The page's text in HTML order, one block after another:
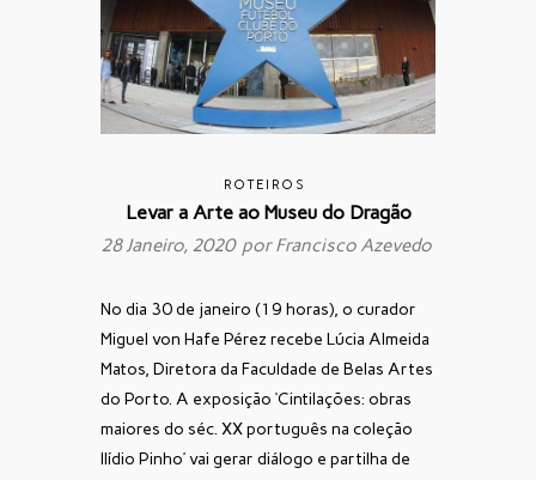
ROTEIROS
Levar a Arte ao Museu do Dragão
28 Janeiro, 2020 porFrancisco Azevedo
No dia 30 de janeiro (19 horas), o curador
Miguel von Hafe Pérez recebe Lúcia Almeida
Matos, Diretora da Faculdade de Belas Artes
do Porto. A exposição ‘Cintilações: obras
maiores do séc. XX português na coleção
Ilídio Pinho’ vai gerar diálogo e partilha de